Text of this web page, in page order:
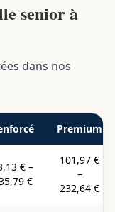
senior à
dans nos
Premium
€ –
€
101,97 €
–
232,64 €